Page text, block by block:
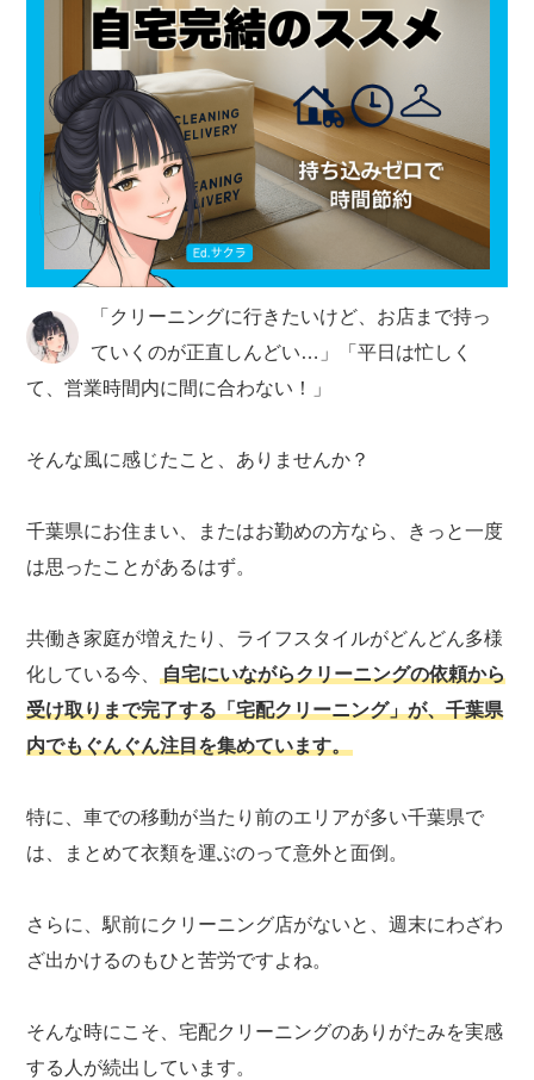
「クリーニングに行きたいけど、お店まで持っ
ていくのが正直しんどい…」「平日は忙しく
て、営業時間内に間に合わない！」
そんな風に感じたこと、ありませんか？
千葉県にお住まい、またはお勤めの方なら、きっと一度
は思ったことがあるはず。
共働き家庭が増えたり、ライフスタイルがどんどん多様
化している今、自宅にいながらクリーニングの依頼から
受け取りまで完了する「宅配クリーニング」が、千葉県
内でもぐんぐん注目を集めています。
特に、車での移動が当たり前のエリアが多い千葉県で
は、まとめて衣類を運ぶのって意外と面倒。
さらに、駅前にクリーニング店がないと、週末にわざわ
ざ出かけるのもひと苦労ですよね。
そんな時にこそ、宅配クリーニングのありがたみを実感
する人が続出しています。